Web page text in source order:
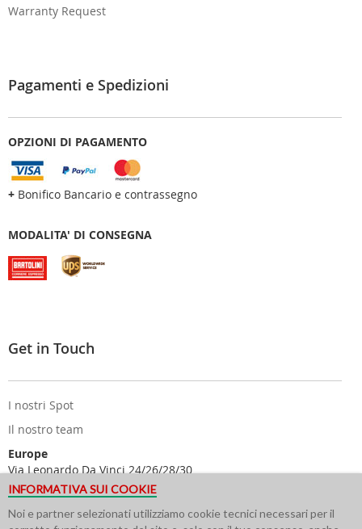
Warranty Request
Pagamenti e Spedizioni
OPZIONI DI PAGAMENTO
+ Bonifico Bancario e contrassegno
MODALITA' DI CONSEGNA
Get in Touch
I nostri Spot
Il nostro team
Europe
Via Leonardo Da Vinci 24/26/28/30
25122 Brescia - Italy
USA
INFORMATIVA SUI COOKIE
Noi e partner selezionati utilizziamo cookie tecnici necessari per il